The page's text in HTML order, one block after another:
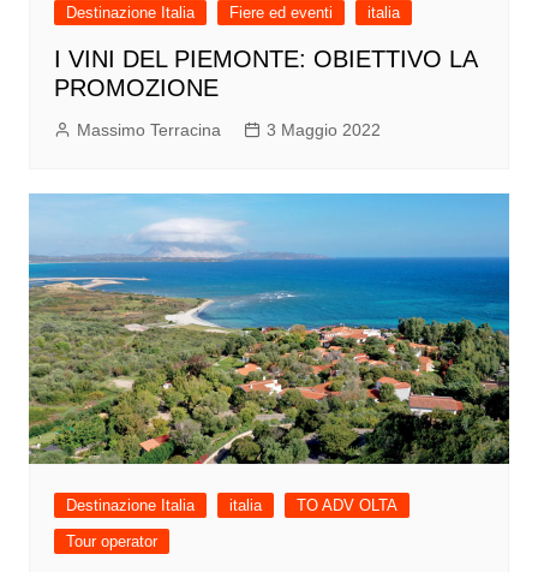
Destinazione Italia Fiere ed eventi italia
I VINI DEL PIEMONTE: OBIETTIVO LA
PROMOZIONE
Massimo Terracina 3 Maggio 2022
Destinazione Italia italia
TO ADV OLTA
Tour operator